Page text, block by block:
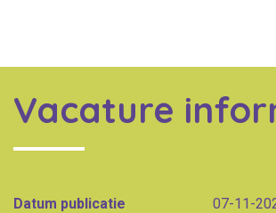
Vacature
Datum publicatie
07-11-